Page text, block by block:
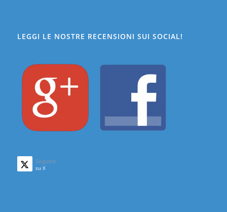
LEGGI LE NOSTRE RECENSIONI SUI SOCIAL!
Seguire
su X